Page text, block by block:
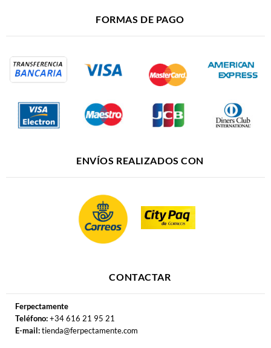
FORMAS DE PAGO
ENVÍOS REALIZADOS CON
CONTACTAR
Ferpectamente
Teléfono:+34 616 21 95 21
E-mail:tienda@ferpectamente.com